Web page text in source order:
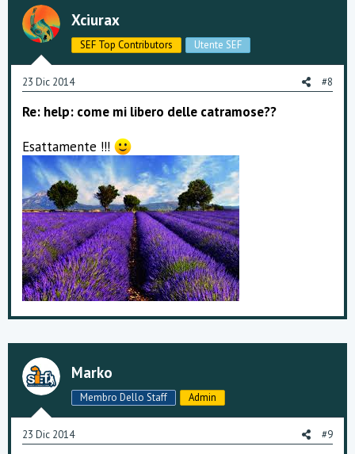
a
m
e
n
t
:
Xciurax
SEF Top Contributors Utente SEF
23 Dic 2014 #8
Re: help: come mi libero delle catramose??
Esattamente !!!
Marko
Membro Dello Staff Admin
23 Dic 2014 #9